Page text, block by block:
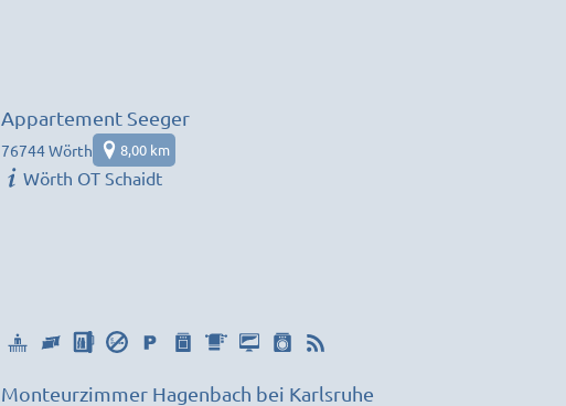
Appartement Seeger
76744 Wörth 8,00 km
Wörth OT Schaidt
Monteurzimmer Hagenbach bei Karlsruhe